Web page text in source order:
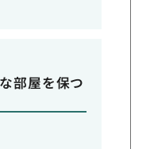
部屋を保つ